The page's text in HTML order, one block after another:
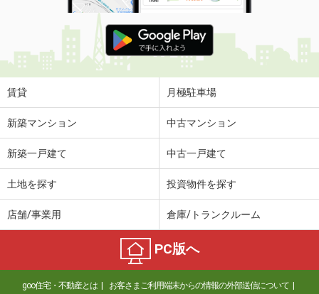
賃貸 月極駐車場
新築マンション 中古マンション
新築一戸建て 中古一戸建て
土地を探す 投資物件を探す
店舗/事業用 倉庫/トランクルーム
PC版へ
goo住宅・不動産とは お客さまご利用端末からの情報の外部送信について